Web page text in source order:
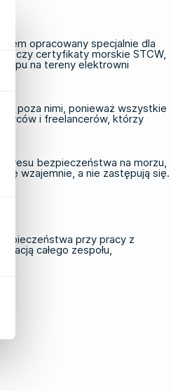
opracowany specjalnie dla
czy certyfikaty morskie STCW,
na tereny elektrowni
i poza nimi, ponieważ wszystkie
i freelancerów, którzy
bezpieczeństwa na morzu,
się wzajemnie, a nie zastępują się.
przy pracy z
całego zespołu,